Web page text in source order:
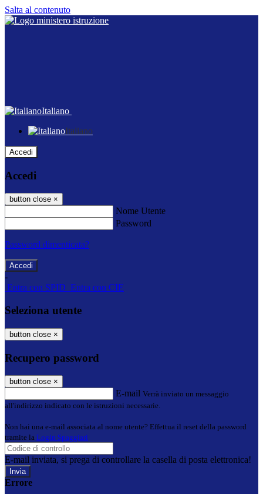
Salta al contenuto
Italiano
Italiano
Accedi
Accedi
button close ×
Nome Utente
Password
Password dimenticata?
-
Entra con SPID Entra con CIE
Seleziona utente
button close ×
Recupero password
button close ×
E-mail Verrà inviato un messaggio
all'indirizzo indicato con le istruzioni necessarie.
Non hai una e-mail associata al nome utente? Effettua il reset della password
tramite la Login Spaggiari
E-mail inviata, si prega di controllare la casella di posta elettronica!
Errore